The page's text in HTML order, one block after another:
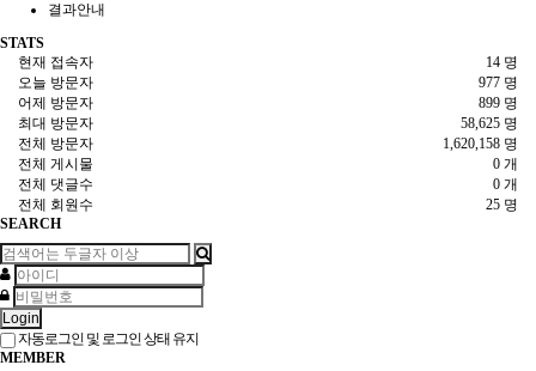
결과안내
STATS
14 명
현재 접속자
977 명
오늘 방문자
899 명
어제 방문자
58,625 명
최대 방문자
1,620,158 명
전체 방문자
0 개
전체 게시물
0 개
전체 댓글수
25 명
전체 회원수
SEARCH
Login
자동로그인 및 로그인 상태 유지
MEMBER